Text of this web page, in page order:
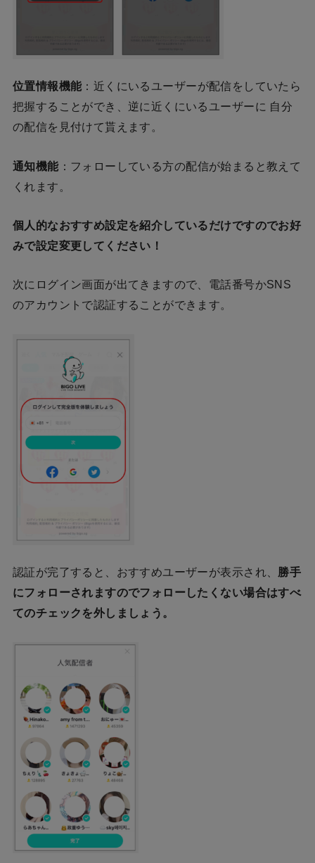
位置情報機能：近くにいるユーザーが配信をしていたら
把握することができ、逆に近くにいるユーザーに 自分
の配信を見付けて貰えます。
通知機能：フォローしている方の配信が始まると教えて
くれます。
個人的なおすすめ設定を紹介しているだけですのでお好
みで設定変更してください！
次にログイン画面が出てきますので、電話番号かSNS
のアカウントで認証することができます。
認証が完了すると、おすすめユーザーが表示され、
勝手
にフォローされますのでフォローしたくない場合はすべ
てのチェックを外しましょう。